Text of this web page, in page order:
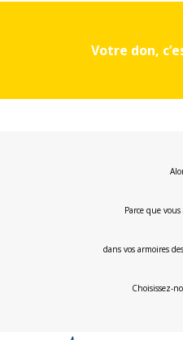
Votre don,
Parce que
dans vos armoires
Choisissez-